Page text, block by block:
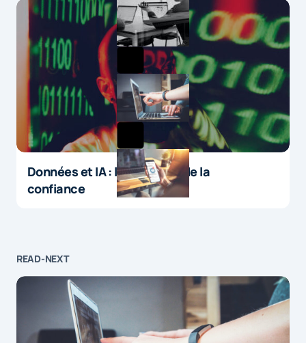
Données et IA : le paradoxe de la
confiance
READ-NEXT